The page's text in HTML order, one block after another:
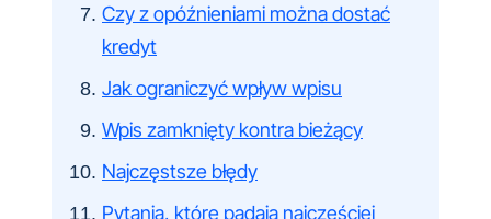
Czy z opóźnieniami można dostać
kredyt
Jak ograniczyć wpływ wpisu
Wpis zamknięty kontra bieżący
Najczęstsze błędy
Pytania, które padają najczęściej